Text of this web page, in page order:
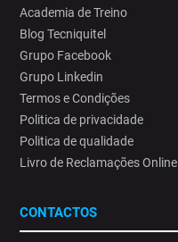
Academia de Treino
Blog Tecniquitel
Grupo Facebook
Grupo Linkedin
Termos e Condições
Politica de privacidade
Politica de qualidade
Livro de Reclamações Online
CONTACTOS